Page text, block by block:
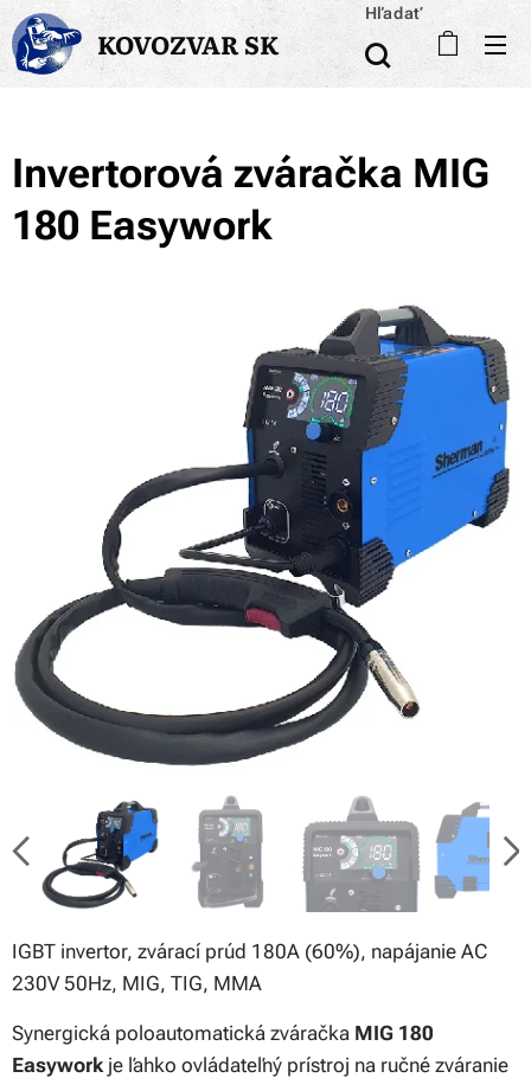
KOVOZVAR SK
Hľadať
Invertorová zváračka MIG
180 Easywork
IGBT invertor, zvárací prúd 180A (60%), napájanie AC
230V 50Hz, MIG, TIG, MMA
Synergická poloautomatická zváračka MIG 180
Easyworkje ľahko ovládateľný prístroj na ručné zváranie